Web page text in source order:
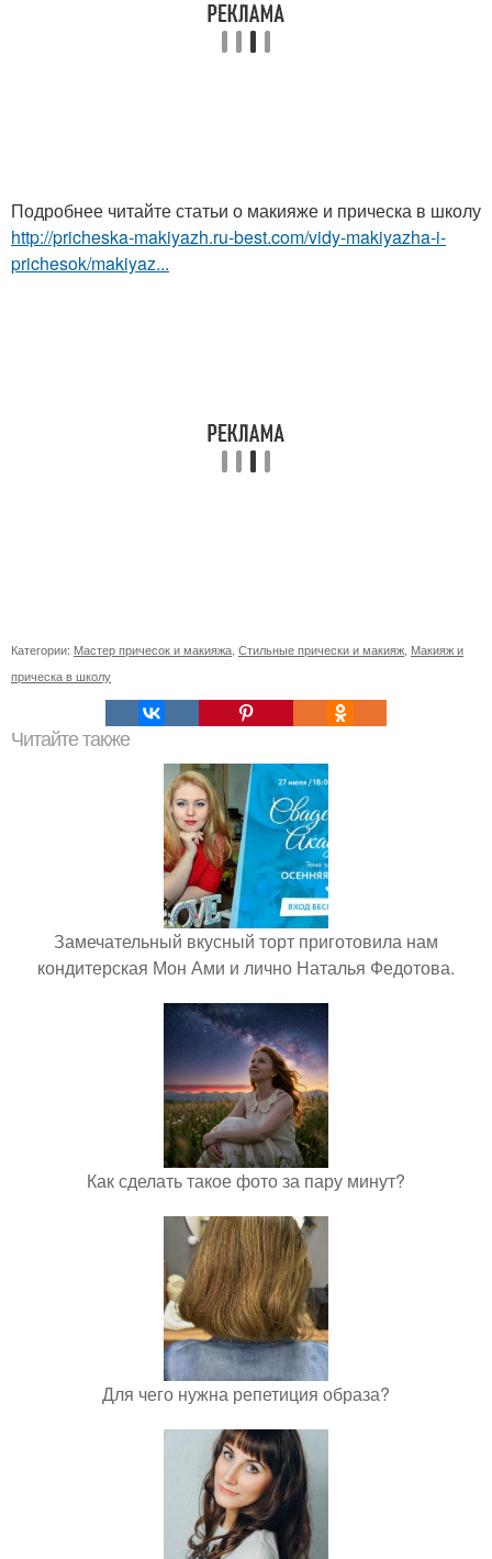
Подробнее читайте статьи о макияже и прическа в школу
http://pricheska-makiyazh.ru-best.com/vidy-makiyazha-i-
prichesok/makiyaz...
Категории: Мастер причесок и макияжа Стильные прически и макияж Макияж и
прическа в школу
Читайте также
Замечательный вкусный торт приготовила нам
кондитерская Мон Ами и лично Наталья Федотова.
Как сделать такое фото за пару минут?
Для чего нужна репетиция образа?